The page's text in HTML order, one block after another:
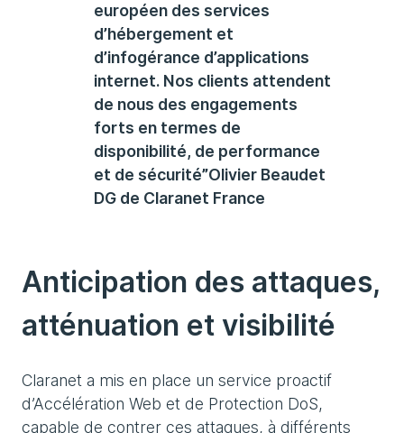
européen des services
d’hébergement et
d’infogérance d’applications
internet. Nos clients attendent
de nous des engagements
forts en termes de
disponibilité, de performance
et de sécurité”Olivier Beaudet
DG de Claranet France
Anticipation des attaques,
atténuation et visibilité
Claranet a mis en place un service proactif
d’Accélération Web et de Protection DoS,
capable de contrer ces attaques, à différents